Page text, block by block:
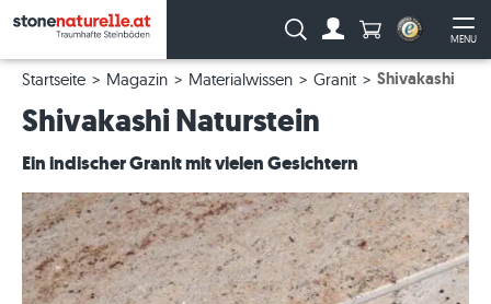
MENU
Suche: Anzahl
Startseite Magazin Materialwissen Granit Shivakashi
Shivakashi Naturstein
Ein indischer Granit mit vielen Gesichtern